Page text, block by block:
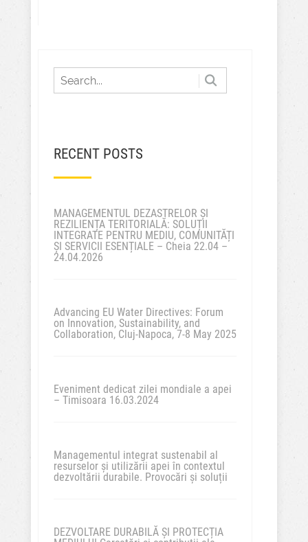
RECENT POSTS
MANAGEMENTUL DEZASTRELOR ȘI
REZILIENȚA TERITORIALĂ: SOLUȚII
INTEGRATE PENTRU MEDIU, COMUNITĂȚI
ȘI SERVICII ESENȚIALE – Cheia 22.04 –
24.04.2026
Advancing EU Water Directives: Forum
on Innovation, Sustainability, and
Collaboration, Cluj-Napoca, 7-8 May 2025
Eveniment dedicat zilei mondiale a apei
– Timisoara 16.03.2024
Managementul integrat sustenabil al
resurselor și utilizării apei în contextul
dezvoltării durabile. Provocări și soluții
DEZVOLTARE DURABILĂ ȘI PROTECȚIA